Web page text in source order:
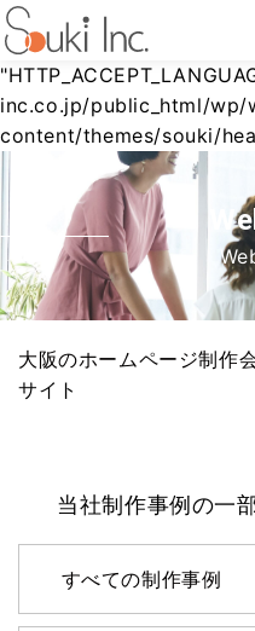
Warning: Undefined array
inc.co.jp/public_html/wp/
content/themes/souki/
ホーム
ページ
制作
AI対策
(AIO/
大阪のホームページ制作
サイト
当社制作事例の一
すべての制作事例